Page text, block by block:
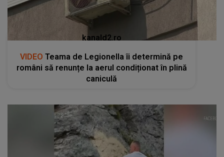
kanald2.ro
VIDEO Teama de Legionella îi determină pe
români să renunțe la aerul condiționat în plină
caniculă